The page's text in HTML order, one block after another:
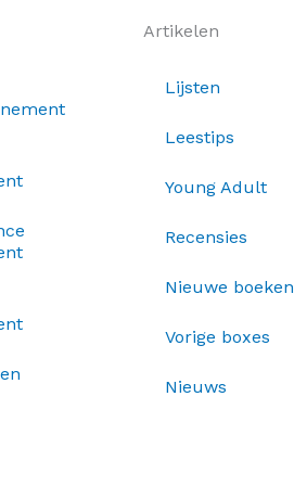
Artikelen
Lijsten
Leestips
Young Adult
Recensies
Nieuwe boeken
Vorige boxes
Nieuws